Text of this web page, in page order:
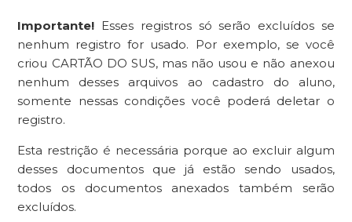
Importante! Esses registros só serão excluídos se
nenhum registro for usado. Por exemplo, se você
criou CARTÃO DO SUS, mas não usou e não anexou
nenhum desses arquivos ao cadastro do aluno,
somente nessas condições você poderá deletar o
registro.
Esta restrição é necessária porque ao excluir algum
desses documentos que já estão sendo usados,
todos os documentos anexados também serão
excluídos.